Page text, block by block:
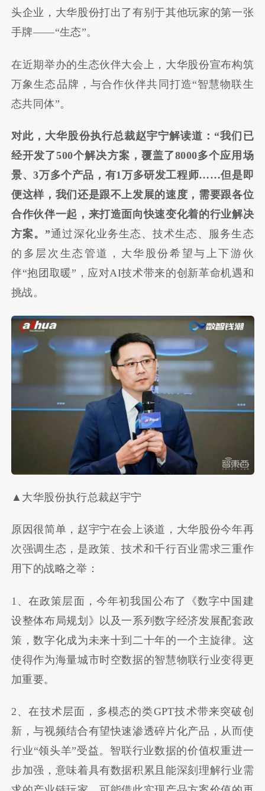
头企业，大华股份打出了有别于其他玩家的第一张
手牌——“生态”。
在近期举办的生态伙伴大会上，大华股份宣布构筑
万象生态品牌，与合作伙伴共同打造“智慧物联生
态共同体”。
对此，大华股份执行总裁赵宇宁解读道：“我们已
经开发了500个解决方案，覆盖了8000多个应用场
景、3万多个产品，有1万多研发工程师……但是即
便这样，我们还是跟不上发展的速度，需要跟各位
合作伙伴一起，来打造面向快速变化着的行业解决
方案。”通过深化业务生态、技术生态、服务生态
的多层次生态管道，大华股份希望与上下游伙
伴“抱团取暖”，应对AI技术带来的创新革命机遇和
挑战。
▲大华股份执行总裁赵宇宁
原因很简单，赵宇宁在会上谈道，大华股份今年再
次强调生态，是政策、技术和千行百业需求三重作
用下的战略之举：
1、在政策层面，今年初我国公布了《数字中国建
设整体布局规划》以及一系列数字经济发展配套政
策，数字化成为未来十到二十年的一个主旋律。这
使得作为海量城市时空数据的智慧物联行业变得更
加重要。
2、在技术层面，多模态的类GPT技术带来突破创
新，与视频结合有望快速渗透碎片化产品，从而使
行业“领头羊”受益。智联行业数据的价值权重进一
步加强，意味着具有数据积累且能深刻理解行业需